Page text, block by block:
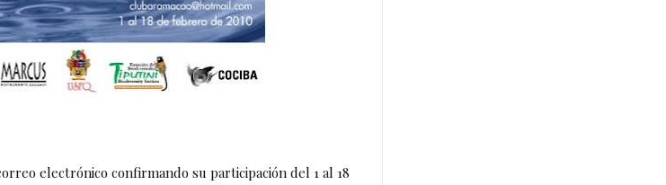
electrónico confirmando su participación del 1 al 18